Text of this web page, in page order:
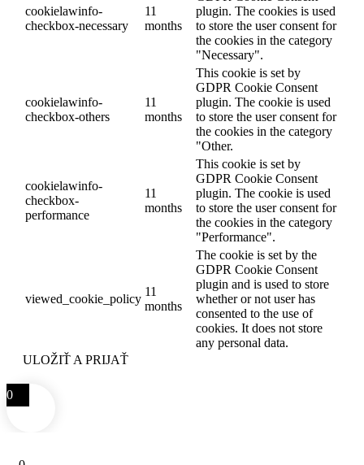
cookielawinfo-
checkbox-necessary
11
months
plugin. The cookies is used
to store the user consent for
the cookies in the category
"Necessary".
cookielawinfo-
checkbox-others
11
months
This cookie is set by
GDPR Cookie Consent
plugin. The cookie is used
to store the user consent for
the cookies in the category
"Other.
cookielawinfo-
checkbox-
performance
11
months
This cookie is set by
GDPR Cookie Consent
plugin. The cookie is used
to store the user consent for
the cookies in the category
"Performance".
viewed_cookie_policy
11
months
The cookie is set by the
GDPR Cookie Consent
plugin and is used to store
whether or not user has
consented to the use of
cookies. It does not store
any personal data.
ULOŽIŤ A PRIJAŤ
0